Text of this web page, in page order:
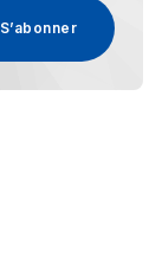
S’abonner